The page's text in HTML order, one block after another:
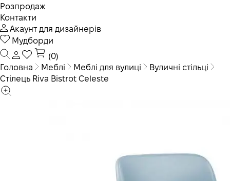
Розпродаж
Контакти
Акаунт для дизайнерів
Мудборди
(0)
Головна
Меблі Меблі для вулиці
Вуличні стільці
Стілець Riva Bistrot Celeste